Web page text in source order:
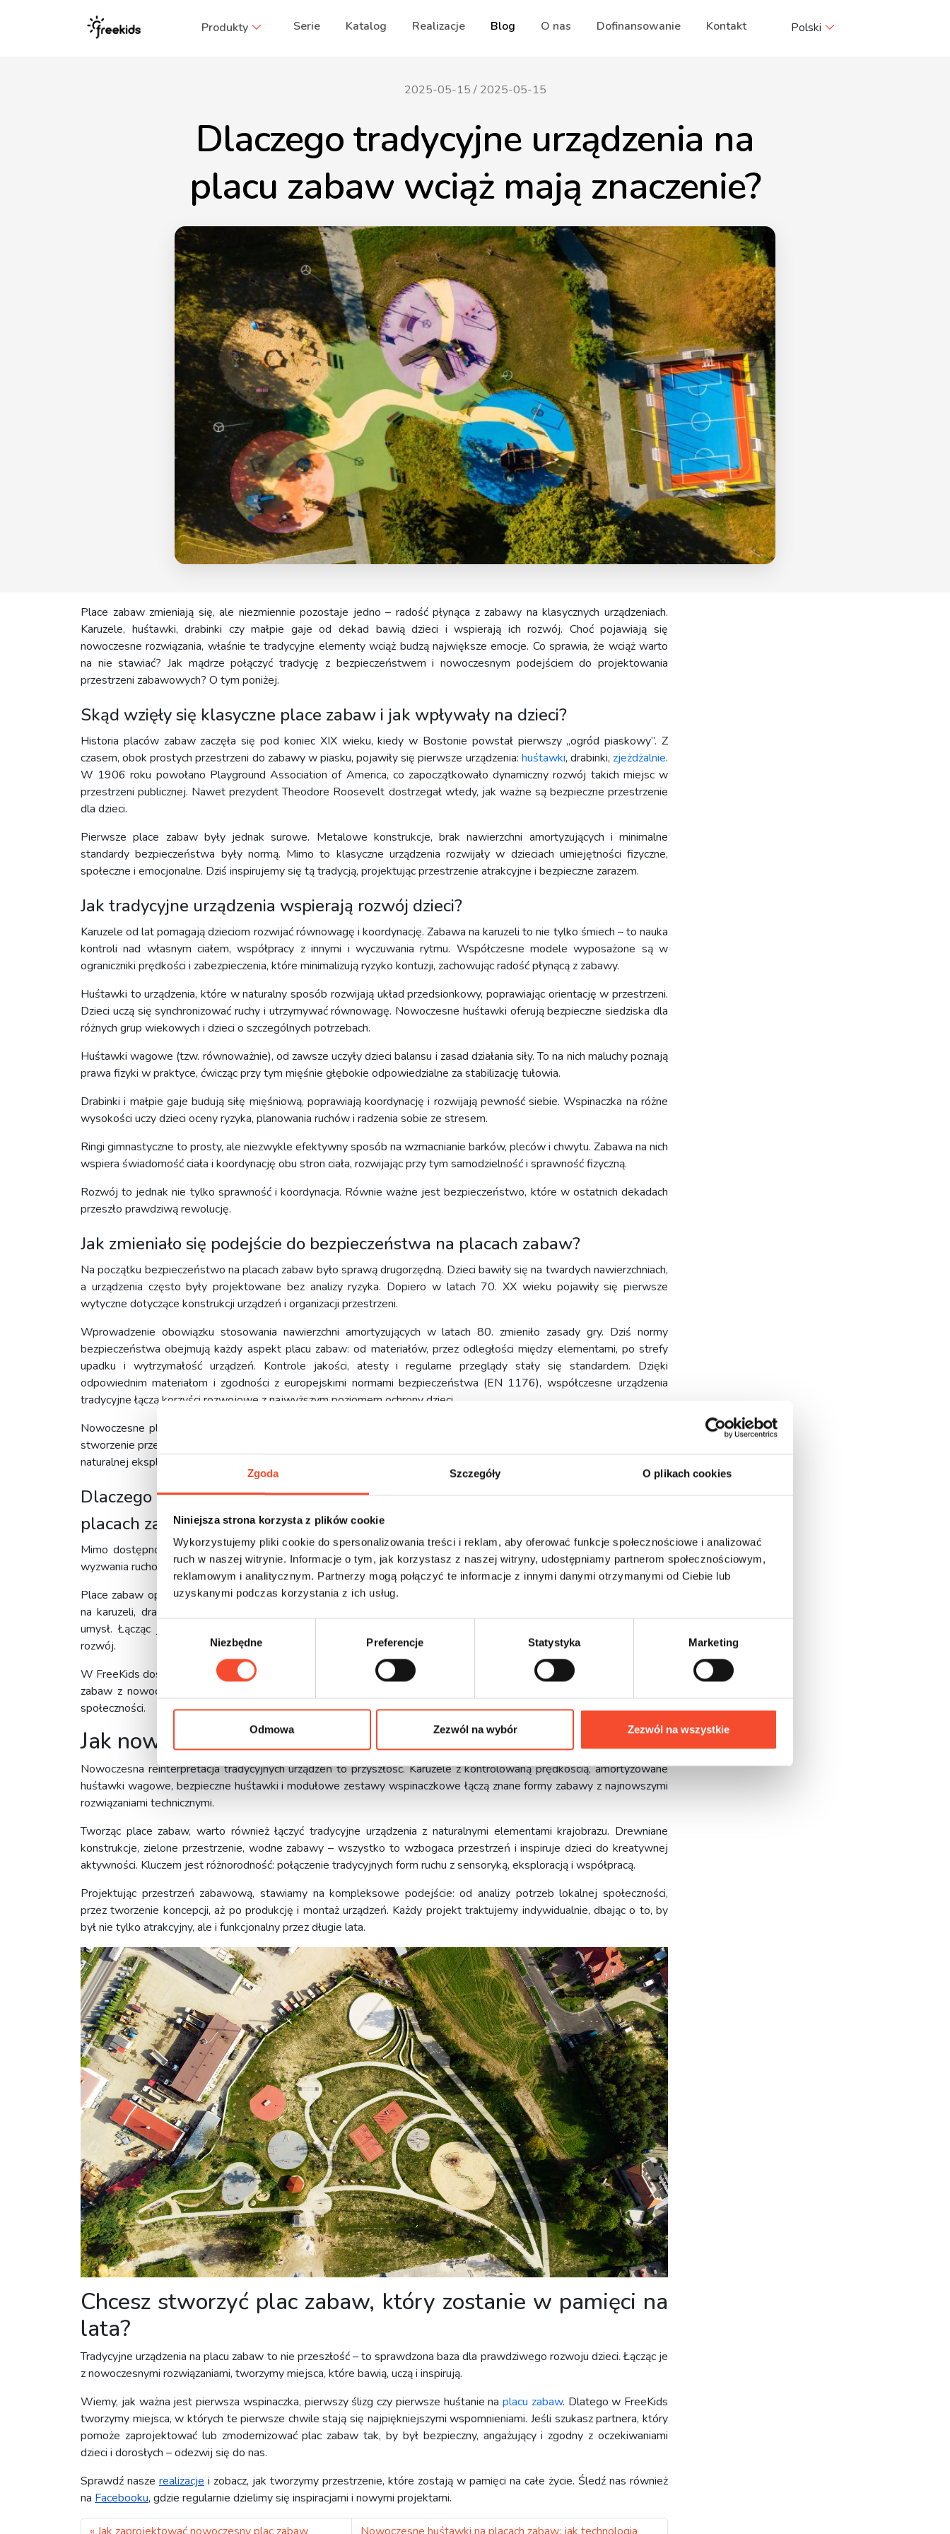
Zgoda Szczegóły O plikach cookies
Niniejsza strona korzysta z plików cookie
Wykorzystujemy pliki cookie do spersonalizowania treści i reklam, aby oferować funkcje społecznościowe i analizować
ruch w naszej witrynie. Informacje o tym, jak korzystasz z naszej witryny, udostępniamy partnerom społecznościowym,
reklamowym i analitycznym. Partnerzy mogą połączyć te informacje z innymi danymi otrzymanymi od Ciebie lub
uzyskanymi podczas korzystania z ich usług.
ó
r
o
d
Niezbędne Preferencje Statystyka Marketing
Odmowa Zezwól na wybór Zezwól na wszystkie
Produkty Serie Katalog Realizacje Blog O nas Dofinansowanie Kontakt Polski
2025-05-15 / 2025-05-15
Dlaczego tradycyjne urządzenia na
placu zabaw wciąż mają znaczenie?
Place zabaw zmieniają się, ale niezmiennie pozostaje jedno – radość płynąca z zabawy na klasycznych urządzeniach.
Karuzele, huśtawki, drabinki czy małpie gaje od dekad bawią dzieci i wspierają ich rozwój. Choć pojawiają się
nowoczesne rozwiązania, właśnie te tradycyjne elementy wciąż budzą największe emocje. Co sprawia, że wciąż warto
na nie stawiać? Jak mądrze połączyć tradycję z bezpieczeństwem i nowoczesnym podejściem do projektowania
przestrzeni zabawowych? O tym poniżej.
Skąd wzięły się klasyczne place zabaw i jak wpływały na dzieci?
Historia placów zabaw zaczęła się pod koniec XIX wieku, kiedy w Bostonie powstał pierwszy „ogród piaskowy”. Z
czasem, obok prostych przestrzeni do zabawy w piasku, pojawiły się pierwsze urządzenia: huśtawki, drabinki,zjeżdżalnie.
W 1906 roku powołano Playground Association of America, co zapoczątkowało dynamiczny rozwój takich miejsc w
przestrzeni publicznej. Nawet prezydent Theodore Roosevelt dostrzegał wtedy, jak ważne są bezpieczne przestrzenie
dla dzieci.
Pierwsze place zabaw były jednak surowe. Metalowe konstrukcje, brak nawierzchni amortyzujących i minimalne
standardy bezpieczeństwa były normą. Mimo to klasyczne urządzenia rozwijały w dzieciach umiejętności fizyczne,
społeczne i emocjonalne. Dziś inspirujemy się tą tradycją, projektując przestrzenie atrakcyjne i bezpieczne zarazem.
Jak tradycyjne urządzenia wspierają rozwój dzieci?
Karuzele od lat pomagają dzieciom rozwijać równowagę i koordynację. Zabawa na karuzeli to nie tylko śmiech – to nauka
kontroli nad własnym ciałem, współpracy z innymi i wyczuwania rytmu. Współczesne modele wyposażone są w
ograniczniki prędkości i zabezpieczenia, które minimalizują ryzyko kontuzji, zachowując radość płynącą z zabawy.
Huśtawki to urządzenia, które w naturalny sposób rozwijają układ przedsionkowy, poprawiając orientację w przestrzeni.
Dzieci uczą się synchronizować ruchy i utrzymywać równowagę. Nowoczesne huśtawki oferują bezpieczne siedziska dla
różnych grup wiekowych i dzieci o szczególnych potrzebach.
Huśtawki wagowe (tzw. równoważnie), od zawsze uczyły dzieci balansu i zasad działania siły. To na nich maluchy poznają
prawa fizyki w praktyce, ćwicząc przy tym mięśnie głębokie odpowiedzialne za stabilizację tułowia.
Drabinki i małpie gaje budują siłę mięśniową, poprawiają koordynację i rozwijają pewność siebie. Wspinaczka na różne
wysokości uczy dzieci oceny ryzyka, planowania ruchów i radzenia sobie ze stresem.
Ringi gimnastyczne to prosty, ale niezwykle efektywny sposób na wzmacnianie barków, pleców i chwytu. Zabawa na nich
wspiera świadomość ciała i koordynację obu stron ciała, rozwijając przy tym samodzielność i sprawność fizyczną.
Rozwój to jednak nie tylko sprawność i koordynacja. Równie ważne jest bezpieczeństwo, które w ostatnich dekadach
przeszło prawdziwą rewolucję.
Jak zmieniało się podejście do bezpieczeństwa na placach zabaw?
Na początku bezpieczeństwo na placach zabaw było sprawą drugorzędną. Dzieci bawiły się na twardych nawierzchniach,
a urządzenia często były projektowane bez analizy ryzyka. Dopiero w latach 70. XX wieku pojawiły się pierwsze
wytyczne dotyczące konstrukcji urządzeń i organizacji przestrzeni.
Wprowadzenie obowiązku stosowania nawierzchni amortyzujących w latach 80. zmieniło zasady gry. Dziś normy
bezpieczeństwa obejmują każdy aspekt placu zabaw: od materiałów, przez odległości między elementami, po strefy
upadku i wytrzymałość urządzeń. Kontrole jakości, atesty i regularne przeglądy stały się standardem. Dzięki
odpowiednim materiałom i zgodności z europejskimi normami bezpieczeństwa (EN 1176), współczesne urządzenia
tradycyjne łączą korzyści rozwojowe z najwyższym poziomem ochrony dzieci.
Nowoczesne place zabaw są projektowane z myślą o ograniczeniu ryzyka, ale bez eliminowania wyzwań. Celem jest
stworzenie przestrzeni, w której dzieci mogą rozwijać się bezpiecznie, ale bez nadmiernego ograniczania ich aktywności i
naturalnej eksploracji.
Dlaczego tradycyjne urządzenia wciąż są potrzebne na nowoczesnych
placach zabaw?
Mimo dostępności zaawansowanych rozwiązań, tradycyjne urządzenia nadal spełniają istotną funkcję. Oferują realne
wyzwania ruchowe, uczą cierpliwości, rozwijają umiejętności społeczne i wzmacniają odporność psychiczną dzieci.
Place zabaw oparte wyłącznie na nowinkach technologicznych często nie angażują w takim stopniu, jak prosta zabawa
na karuzeli, drabince czy huśtawce wagowej. Klasyczne konstrukcje rozwijają wszechstronnie – zarówno ciało, jak i
umysł. Łącząc je z nowoczesnymi standardami bezpieczeństwa, tworzymy przestrzenie, które naprawdę wspierają
rozwój.
W FreeKids doskonale rozumiemy znaczenie takich urządzeń. Dlatego w naszych projektach łączymy ducha tradycyjnych
zabaw z nowoczesnym podejściem do jakości i bezpieczeństwa, tworząc miejsca, które bawią, uczą i integrują całe
społeczności.
Jak nowocześnie projektować tradycyjne place zabaw?
Nowoczesna reinterpretacja tradycyjnych urządzeń to przyszłość. Karuzele z kontrolowaną prędkością, amortyzowane
huśtawki wagowe, bezpieczne huśtawki i modułowe zestawy wspinaczkowe łączą znane formy zabawy z najnowszymi
rozwiązaniami technicznymi.
Tworząc place zabaw, warto również łączyć tradycyjne urządzenia z naturalnymi elementami krajobrazu. Drewniane
konstrukcje, zielone przestrzenie, wodne zabawy – wszystko to wzbogaca przestrzeń i inspiruje dzieci do kreatywnej
aktywności. Kluczem jest różnorodność: połączenie tradycyjnych form ruchu z sensoryką, eksploracją i współpracą.
Projektując przestrzeń zabawową, stawiamy na kompleksowe podejście: od analizy potrzeb lokalnej społeczności,
przez tworzenie koncepcji, aż po produkcję i montaż urządzeń. Każdy projekt traktujemy indywidualnie, dbając o to, by
był nie tylko atrakcyjny, ale i funkcjonalny przez długie lata.
Chcesz stworzyć plac zabaw, który zostanie w pamięci na
lata?
Tradycyjne urządzenia na placu zabaw to nie przeszłość – to sprawdzona baza dla prawdziwego rozwoju dzieci. Łącząc je
z nowoczesnymi rozwiązaniami, tworzymy miejsca, które bawią, uczą i inspirują.
Wiemy, jak ważna jest pierwsza wspinaczka, pierwszy ślizg czy pierwsze huśtanie na placu zabaw. Dlatego w FreeKids
tworzymy miejsca, w których te pierwsze chwile stają się najpiękniejszymi wspomnieniami. Jeśli szukasz partnera, który
pomoże zaprojektować lub zmodernizować plac zabaw tak, by był bezpieczny, angażujący i zgodny z oczekiwaniami
dzieci i dorosłych – odezwij się do nas.
Sprawdź nasze realizacje i zobacz, jak tworzymy przestrzenie, które zostają w pamięci na całe życie. Śledź nas również
na Facebooku, gdzie regularnie dzielimy się inspiracjami i nowymi projektami.